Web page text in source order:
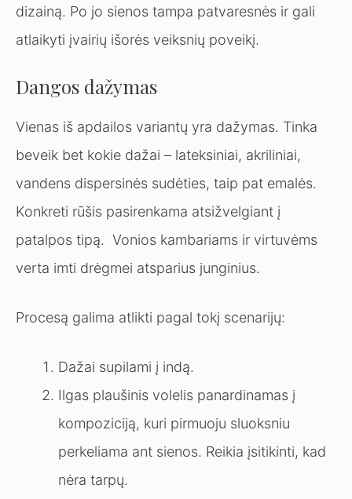
dizainą. Po jo sienos tampa patvaresnės ir gali
atlaikyti įvairių išorės veiksnių poveikį.
Dangos dažymas
Vienas iš apdailos variantų yra dažymas. Tinka
beveik bet kokie dažai – lateksiniai, akriliniai,
vandens dispersinės sudėties, taip pat emalės.
Konkreti rūšis pasirenkama atsižvelgiant į
patalpos tipą. Vonios kambariams ir virtuvėms
verta imti drėgmei atsparius junginius.
Procesą galima atlikti pagal tokį scenarijų:
Dažai supilami į indą.
Ilgas plaušinis volelis panardinamas į
kompoziciją, kuri pirmuoju sluoksniu
perkeliama ant sienos. Reikia įsitikinti, kad
nėra tarpų.